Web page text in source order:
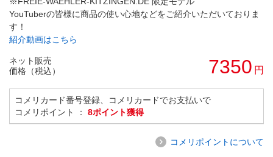
YouTuberの皆様に商品の使い心地などをご紹介いただいておりま
す！
紹介動画はこちら
ネット販売
価格（税込）
7350 円
コメリカード番号登録、コメリカードでお支払いで
コメリポイント ： 8ポイント獲得
コメリポイントについて